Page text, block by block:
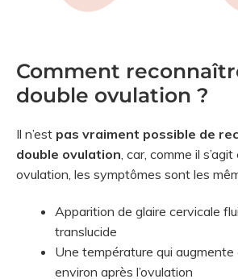
Comment
double ovulation ?
Il n’est pas vraiment possible de
double ovulation , car, comme il
ovulation, les symptômes sont les
Apparition de glaire cervicale
translucide
Une température qui augmente
environ après l’ovulation